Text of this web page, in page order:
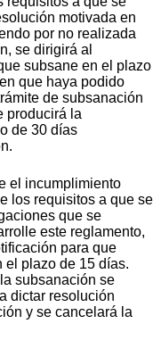
motivada en
por no realizada
se dirigirá al
subsane en el plazo
que haya podido
de subsanación
producirá la
de 30 días
el incumplimiento
los requisitos a que se
que se
este reglamento,
para que
el plazo de 15 días.
subsanación se
dictar resolución
y se cancelará la